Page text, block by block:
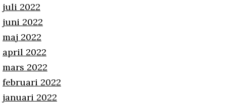
juli 2022
juni 2022
maj 2022
april 2022
mars 2022
februari 2022
januari 2022